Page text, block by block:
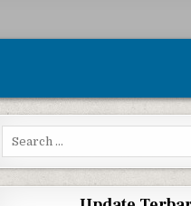
Search for: